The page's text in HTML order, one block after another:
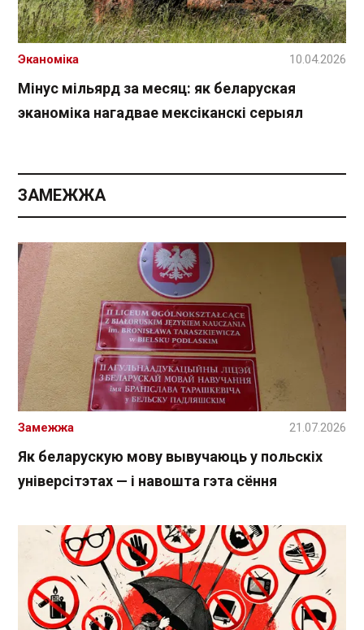
Мінус мільярд за месяц: як беларуская
эканоміка нагадвае мексіканскі серыял
Эканоміка 10.04.2026
ЗАМЕЖЖА
Як беларускую мову вывучаюць у польскіх
універсітэтах — і навошта гэта сёння
Замежжа 21.07.2026